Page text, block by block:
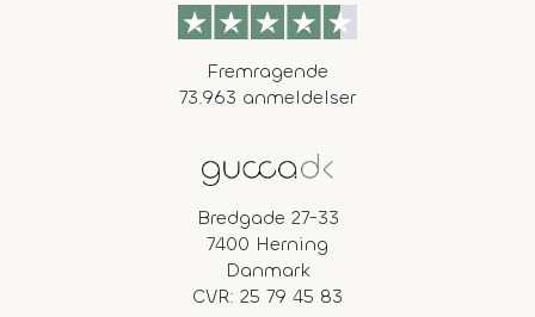
Fremragende
73.963 anmeldelser
Bredgade 27-33
7400 Herning
Danmark
CVR: 25 79 45 83